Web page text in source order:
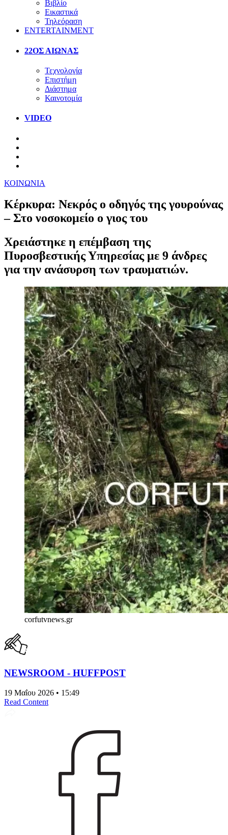
Βιβλίο
Εικαστικά
Τηλεόραση
ENTERTAINMENT
22ΟΣ ΑΙΩΝΑΣ
Τεχνολογία
Επιστήμη
Διάστημα
Καινοτομία
VIDEO
ΚΟΙΝΩΝΙΑ
Κέρκυρα: Νεκρός ο οδηγός της γουρούνας
– Στο νοσοκομείο ο γιος του
Xρειάστηκε η επέμβαση της
Πυροσβεστικής Υπηρεσίας με 9 άνδρες
για την ανάσυρση των τραυματιών.
corfutvnews.gr
NEWSROOM - HUFFPOST
19 Μαΐου 2026 • 15:49
Read Content